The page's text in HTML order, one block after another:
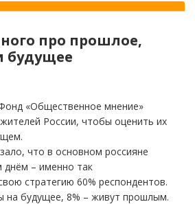
про прошлое,
будущее
«Общественное мнение»
России, чтобы оценить их
что в основном россияне
днём – именно так
стратегию 60% респондентов.
на будущее, 8% – живут прошлым.